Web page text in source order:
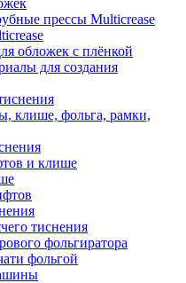
прессы Multicrease
обложек с плёнкой
для создания
клише, фольга, рамки,
и клише
тиснения
фольгиратора
фольгой